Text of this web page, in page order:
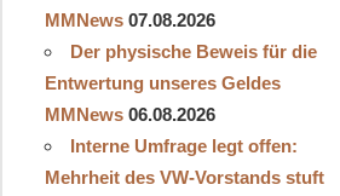
MMNews 07.08.2026
Der physische Beweis für die
Entwertung unseres Geldes
MMNews 06.08.2026
Interne Umfrage legt offen:
Mehrheit des VW-Vorstands stuft